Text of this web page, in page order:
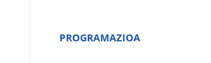
PROGRAMAZIOA